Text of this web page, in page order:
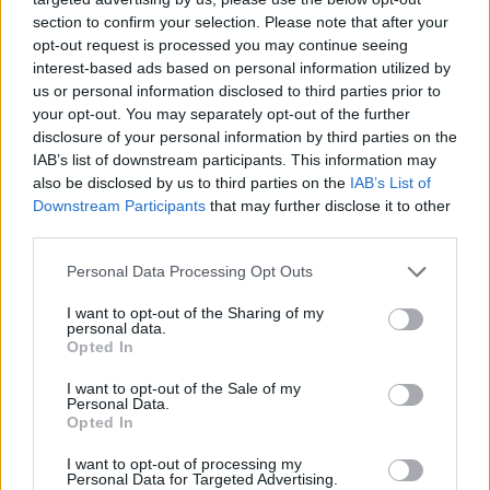
section to confirm your selection. Please note that after your
opt-out request is processed you may continue seeing
interest-based ads based on personal information utilized by
us or personal information disclosed to third parties prior to
your opt-out. You may separately opt-out of the further
disclosure of your personal information by third parties on the
IAB’s list of downstream participants. This information may
also be disclosed by us to third parties on the IAB’s List of
Downstream Participants that may further disclose it to other
Personal Data Processing Opt Outs
I want to opt-out of the Sharing of my
personal data.
Opted In
I want to opt-out of the Sale of my
Personal Data.
Opted In
I want to opt-out of processing my
Personal Data for Targeted Advertising.
VILTIES LINIJA
Emocinė parama suaugusiesiems, pagalbą teikia savanoriai ir
psichikos sveikatos specialistai
PAGALBOS MOTERIMS LINIJA
Emocinė parama moterims, pagalbą teikia savanoriai ir psichikos
sveikatos profesionalai
Emocinė parama paaugliams ir jaunimui rusų k., budi savanoriai
ANKSTUKŲ PAGALBOS LINIJA
Nemokama psichologinė pagalba
(individualios psichologo konsultacijos gyvai, per Skype ar
Messenger)
Mūsų savanoriai psichologai, psichoterapeutai šešias dienas per
sudėtingas gyvenimo situacijas išgyvenantiems žmonėms